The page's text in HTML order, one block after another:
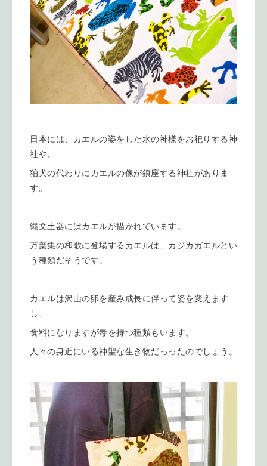
日本には、カエルの姿をした水の神様をお祀りする神
社や、
狛犬の代わりにカエルの像が鎮座する神社がありま
す。
縄文土器にはカエルが描かれています。
万葉集の和歌に登場するカエルは、カジカガエルとい
う種類だそうです。
カエルは沢山の卵を産み成長に伴って姿を変えます
し、
食料になりますが毒を持つ種類もいます。
人々の身近にいる神聖な生き物だっったのでしょう。